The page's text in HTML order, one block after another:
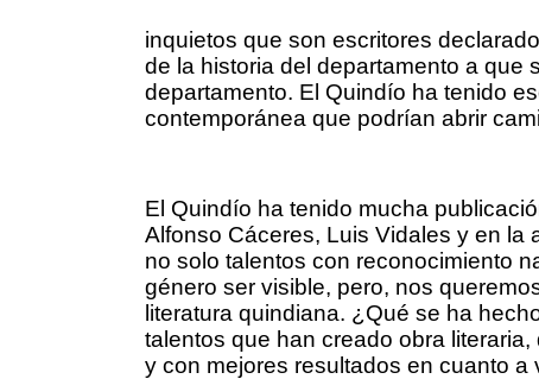
inquietos que son escritores
de la historia del departamento a que
departamento. El Quindío ha tenido
contemporánea que podrían abrir
El Quindío ha tenido mucha
Alfonso Cáceres, Luis Vidales y en la
no solo talentos con reconocimiento
género ser visible, pero, nos
literatura quindiana. ¿Qué se ha
talentos que han creado obra
y con mejores resultados en cuanto a